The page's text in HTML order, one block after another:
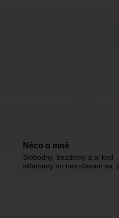
Něco o mně
Slobodny, bezdetny a aj ked
sklamany no nevzdavam sa :)